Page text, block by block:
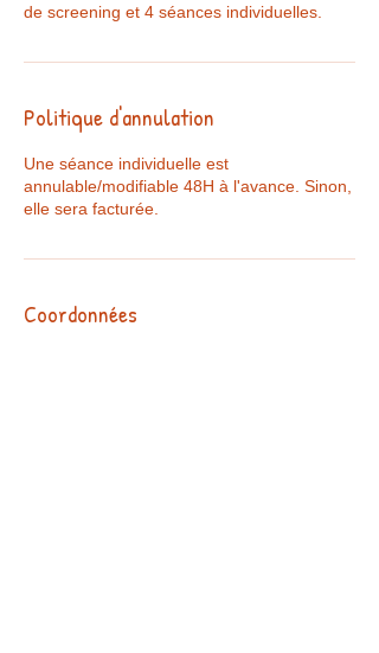
de screening et 4 séances individuelles.
Politique d'annulation
Une séance individuelle est
annulable/modifiable 48H à l'avance. Sinon,
elle sera facturée.
Coordonnées